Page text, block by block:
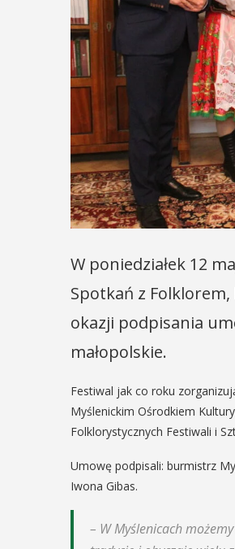
W poniedziałek 12
Spotkań z
okazji podpisania
małopolskie.
Festiwal jak co roku
Myślenickim Ośrodkiem
Folklorystycznych Festiwali i
Umowę podpisali: burmistrz
Iwona Gibas.
– W Myślenicach